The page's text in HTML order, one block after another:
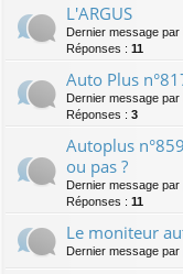
L'ARGUS
Dernier message par
Réponses : 11
Auto Plus
Dernier message par
Réponses : 3
Autoplus
ou pas ?
Dernier message par
Réponses : 11
Le moniteur
Dernier message par